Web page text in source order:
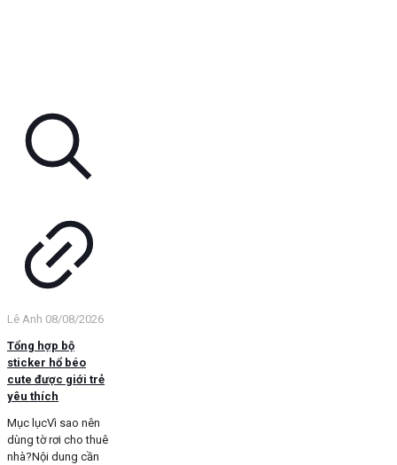
Lê Anh 08/08/2026
Tổng hợp bộ
sticker hổ béo
cute được giới trẻ
yêu thích
Mục lụcVì sao nên
dùng tờ rơi cho thuê
nhà?Nội dung cần